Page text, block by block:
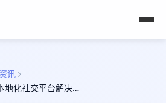
讯
漫格互联-同城交友软件-本地化社交平台解决方案